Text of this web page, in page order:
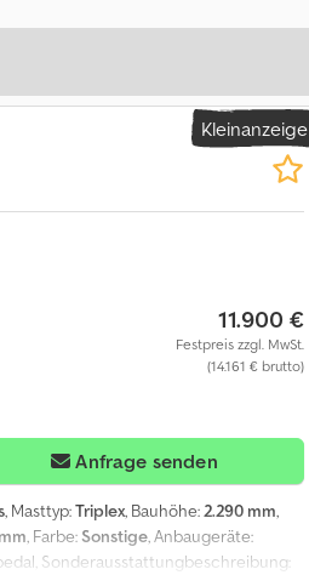
Kleinanzeige
11.900 €
Festpreis zzgl. MwSt.
(14.161 € brutto)
Anfrage senden
, Masttyp:Triplex, Bauhöhe:2.290 mm,
, Farbe:Sonstige, Anbaugeräte:
Sonderausstattungbeschreibung: